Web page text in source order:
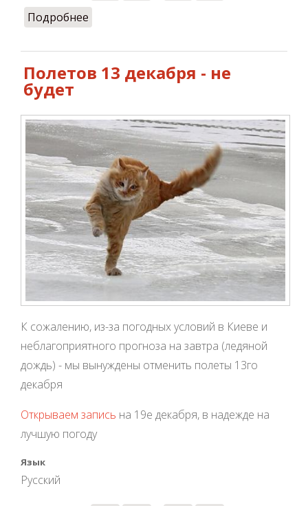
Подробнее
Полетов 13 декабря - не
будет
К сожалению, из-за погодных условий в Киеве и
неблагоприятного прогноза на завтра (ледяной
дождь) - мы вынуждены отменить полеты 13го
декабря
Открываем запись на 19е декабря, в надежде на
лучшую погоду
Язык
Русский